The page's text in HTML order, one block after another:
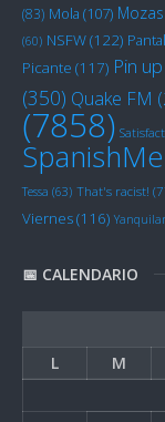
(83) Mola (107) Mozas
(60) NSFW(122)
Picante (117) Pin up
(350) Quake FM
(7858)
Tessa (63) That's racist!
Viernes(116)
📅 CALENDARIO
L
M